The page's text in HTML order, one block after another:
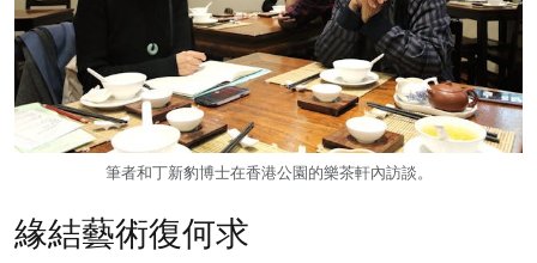
筆者和丁新豹博士在香港公園的樂茶軒內訪談。
緣結藝術復何求